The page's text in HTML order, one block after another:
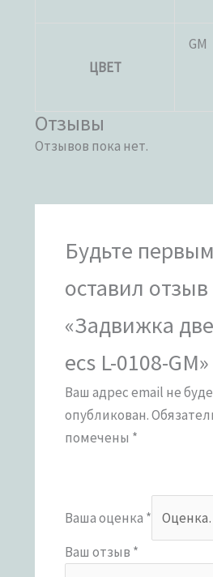
ЦВЕТ
GM
Отзывы
Отзывов пока нет.
Будьте
оставил отзыв
«Задвижка
ecs L-0108-GM»
Ваш адрес email не
опубликован.
помечены *
Ваша оценка *
Ваш отзыв *